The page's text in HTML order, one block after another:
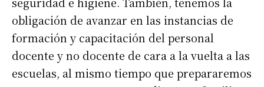
obligación de avanzar en las instancias de
formación y capacitación del personal
docente y no docente de cara a la vuelta a las
escuelas, al mismo tiempo que prepararemos